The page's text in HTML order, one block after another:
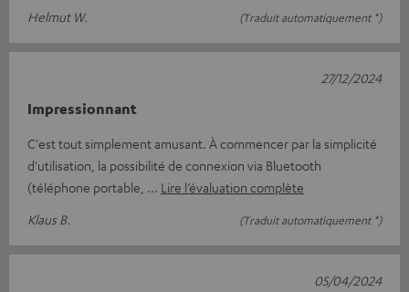
Helmut W.
(Traduit automatiquement *)
Impressionnant
C'est tout simplement amusant. À commencer par la simplicité
d'utilisation, la possibilité de connexion via Bluetooth
(téléphone portable,
Lire l’évaluation complète
Klaus B.
(Traduit automatiquement *)
27/12/2024
05/04/2024